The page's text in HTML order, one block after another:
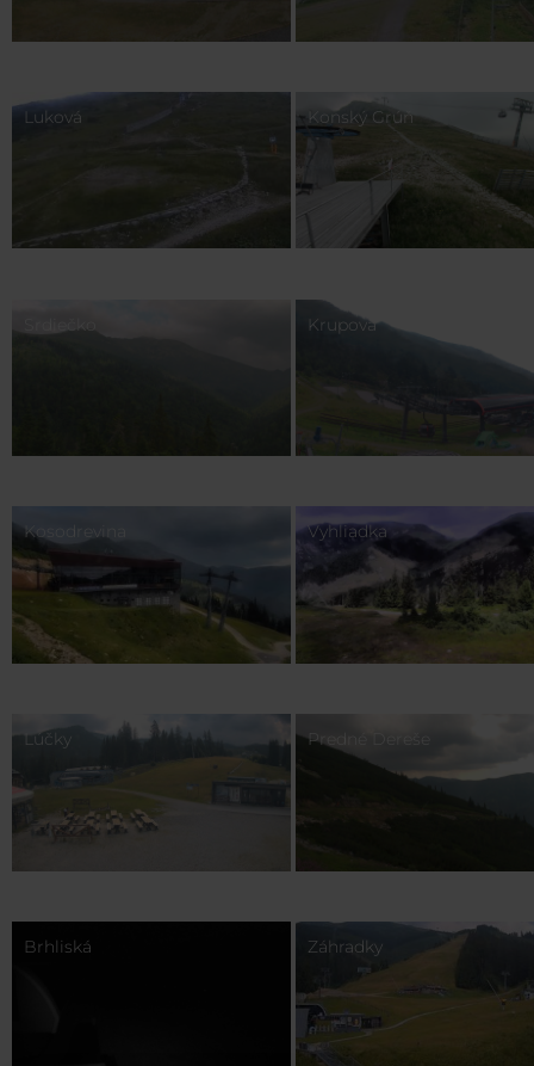
Luková Konský Grúň
Srdiečko Krupová
Kosodrevina Vyhliadka
Lúčky Predné Dereše
Brhliská Záhradky